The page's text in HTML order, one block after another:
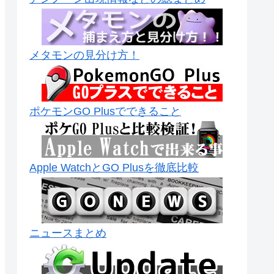
メタモンの見分け方！
ポケモンGO Plusでできること
Apple WatchとGO Plusを徹底比較
ニュースまとめ